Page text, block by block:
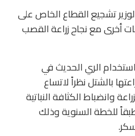
تشجيع القطاع الخاص على
أخرى مع نجاح زراعة القصب
الري الحديث في
بالشتل نظراً لاتساع
وانضباط الكثافة النباتية
للخطة السنوية وذلك